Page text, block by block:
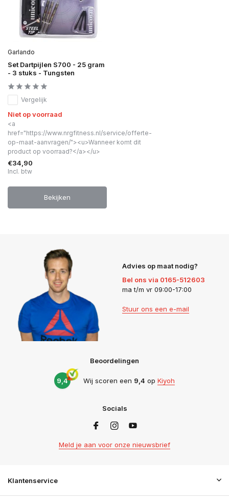
Garlando
Set Dartpijlen S700 - 25 gram
- 3 stuks - Tungsten
Vergelijk
Niet op voorraad
<a
href="https://www.nrgfitness.nl/service/offerte-
op-maat-aanvragen/"><u>Wanneer komt dit
product op voorraad?</a></u>
€34,90
Incl. btw
Bekijken
Advies op maat nodig?
Bel ons via 0165-512603
ma t/m vr 09:00-17:00
Stuur ons een e-mail
Beoordelingen
9,4 Wij scoren een 9,4 op Kiyoh
Socials
Meld je aan voor onze nieuwsbrief
Klantenservice